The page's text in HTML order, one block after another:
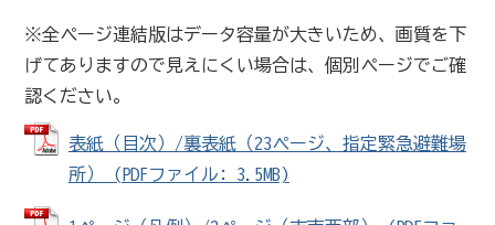
※全ページ連結版はデータ容量が大きいため、画質を下
げてありますので見えにくい場合は、個別ページでご確
認ください。
表紙（目次）/裏表紙（23ページ、指定緊急避難場
所） (PDFファイル: 3.5MB)